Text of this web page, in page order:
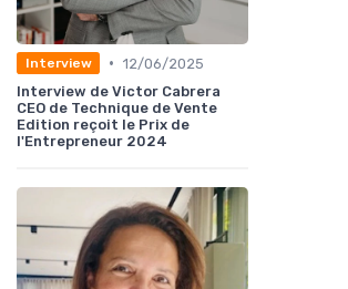
Interview • 12/06/2025
Interview de Victor Cabrera
CEO de Technique de Vente
Edition reçoit le Prix de
l'Entrepreneur 2024